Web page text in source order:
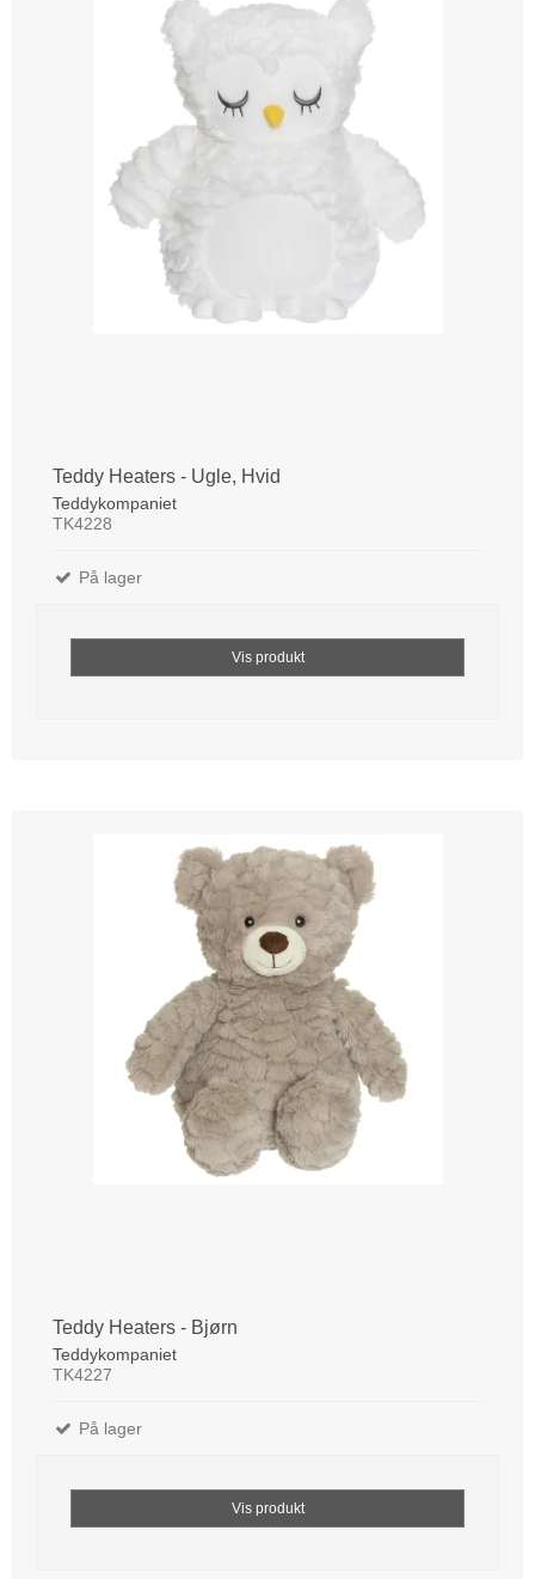
Teddy Heaters - Ugle, Hvid
Teddykompaniet
TK4228
På lager
Vis produkt
Teddy Heaters - Bjørn
Teddykompaniet
TK4227
På lager
Vis produkt